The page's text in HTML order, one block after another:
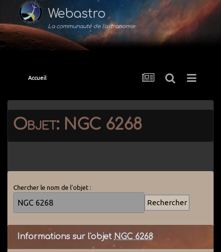
Webastro
La communauté de l'astronomie
Accueil
Objet: NGC 6268
Chercher le nom de l'objet :
Informations sur l'objet NGC 6268